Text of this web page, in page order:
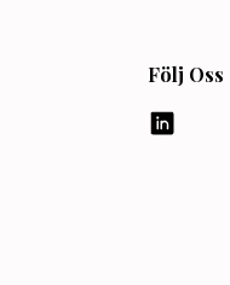
Följ Oss